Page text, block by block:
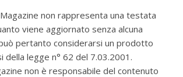
non rappresenta una testata
viene aggiornato senza alcuna
pertanto considerarsi un prodotto
della legge n° 62 del 7.03.2001.
non è responsabile del contenuto